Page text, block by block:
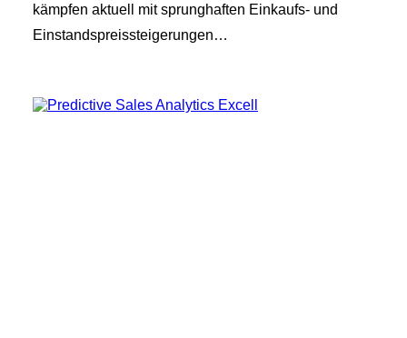
kämpfen aktuell mit sprunghaften Einkaufs- und
Einstandspreissteigerungen…